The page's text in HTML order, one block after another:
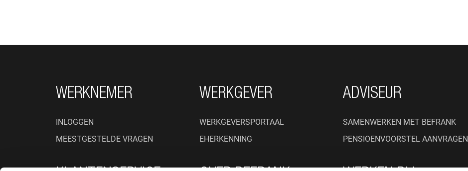
FOOTER NAVIGATIE
WERKNEMER
INLOGGEN
MEESTGESTELDE VRAGEN
WERKGEVER
WERKGEVERSPORTAAL
EHERKENNING
ADVISEUR
SAMENWERKEN MET BEFRANK
PENSIOENVOORSTEL AANVRAGEN